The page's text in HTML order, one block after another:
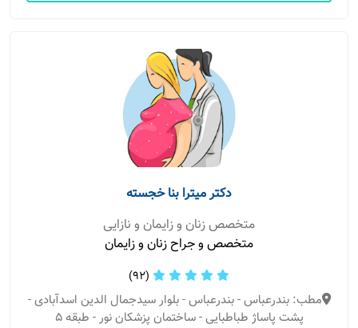
دکتر میترا بنا خجسته
متخصص زنان و زایمان و نازایی
متخصص و جراح زنان و زایمان
(92)
مطب: بندرعباس - بندرعباس - بلوار سیدجمال الدین اسدآبادی -
پشت پاساژ طباطبایی - ساختمان پزشکان نور - طبقه 5